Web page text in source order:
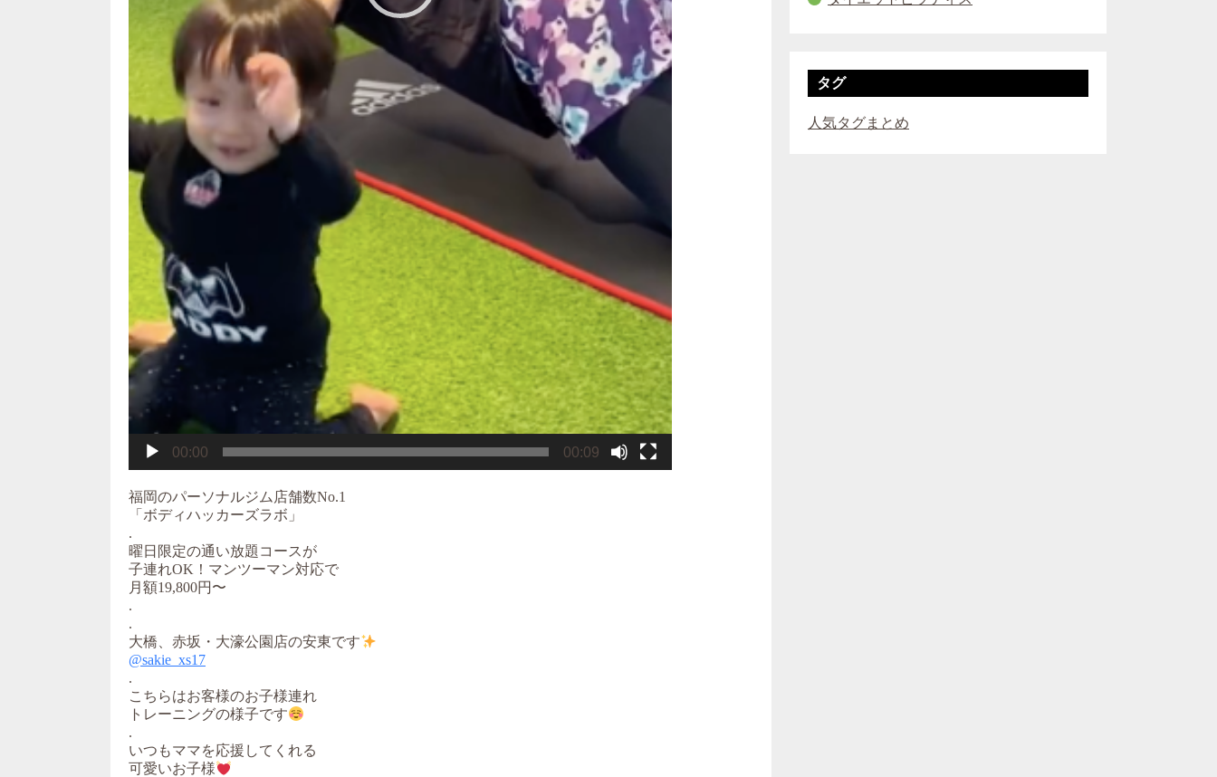
00:00 00:09
福岡のパーソナルジム店舗数No.1
「ボディハッカーズラボ」
.
曜日限定の通い放題コースが
子連れOK！マンツーマン対応で
月額19,800円〜
.
.
大橋、赤坂・大濠公園店の安東です
@sakie_xs17
.
こちらはお客様のお子様連れ
トレーニングの様子です
.
いつもママを応援してくれる
可愛いお子様
タグ
人気タグまとめ